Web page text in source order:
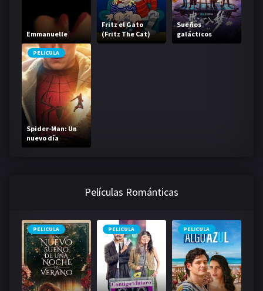
Emmanuelle
Fritz el Gato
(Fritz The Cat)
Sueños
galácticos
PELICULA
Spider-Man: Un
nuevo día
Películas Románticas
PELICULA PELICULA PELICULA